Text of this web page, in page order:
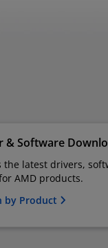
& Software
the latest drivers,
AMD products.
by Product